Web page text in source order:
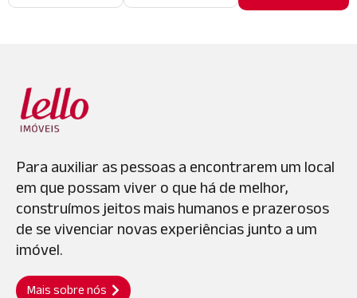
Para auxiliar as pessoas a encontrarem um local
em que possam viver o que há de melhor,
construímos jeitos mais humanos e prazerosos
de se vivenciar novas experiências junto a um
imóvel.
Mais sobre nós